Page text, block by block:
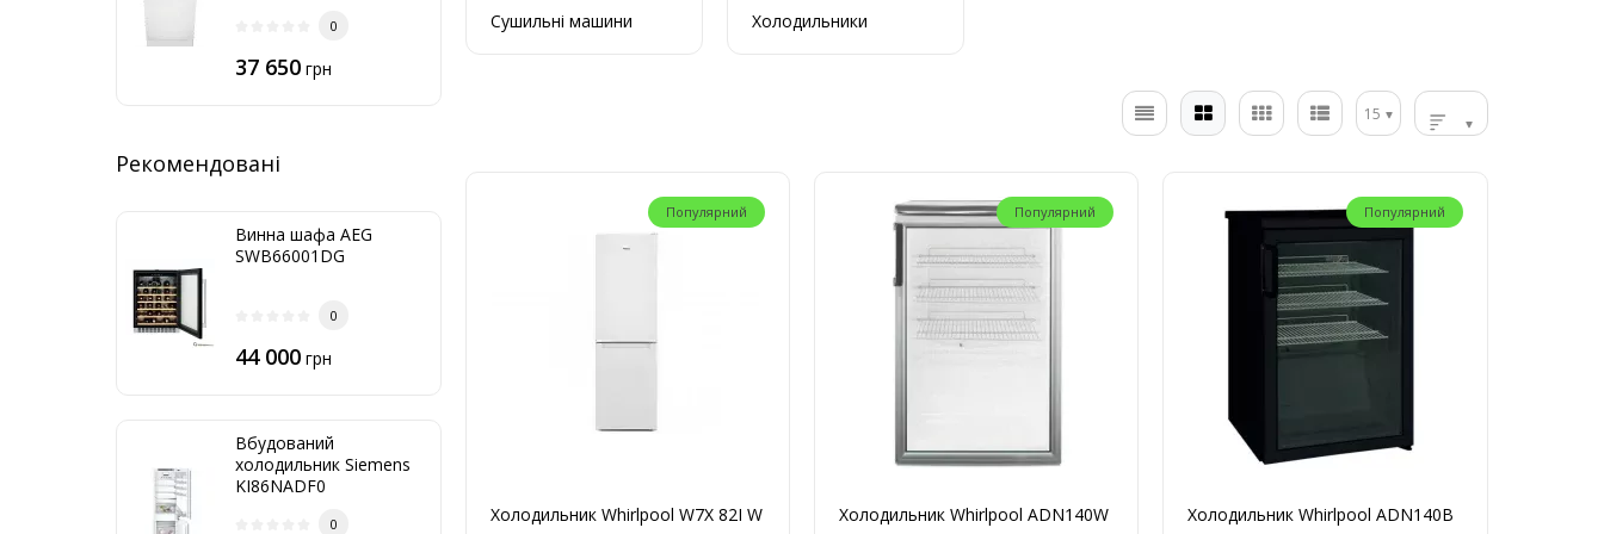
0
37 650 грн
Рекомендовані
Винна шафа AEG
SWB66001DG
0
44 000 грн
Вбудований
холодильник Siemens
KI86NADF0
0
Сушильні машини Холодильники
15
Популярний
Холодильник Whirlpool W7X 82I W
Популярний
Холодильник Whirlpool ADN140W
Популярний
Холодильник Whirlpool ADN140B